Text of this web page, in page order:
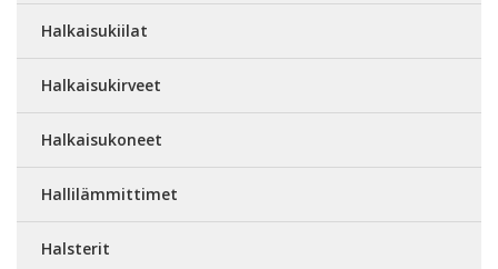
Halkaisukiilat
Halkaisukirveet
Halkaisukoneet
Hallilämmittimet
Halsterit